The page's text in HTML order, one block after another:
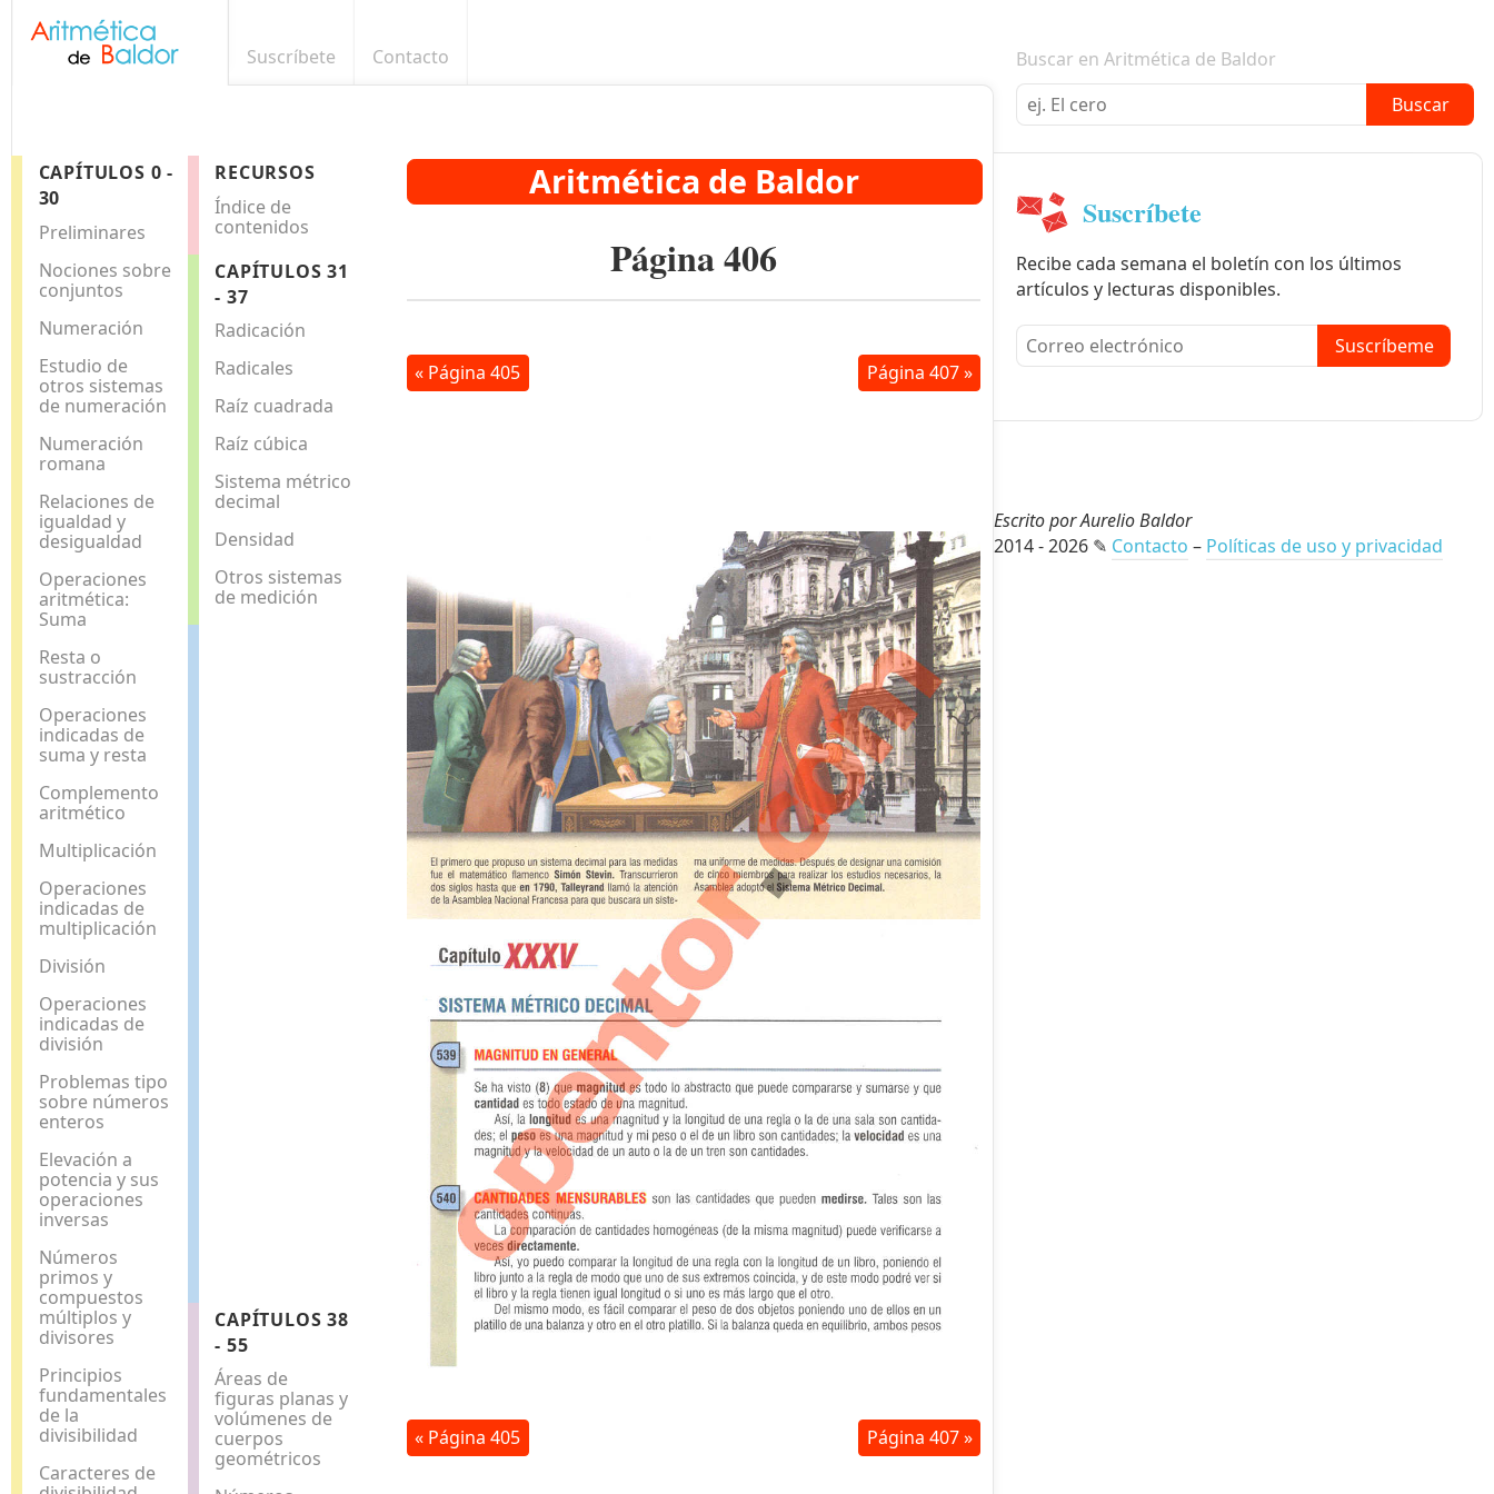
Suscríbete Contacto Boletín informativo
CAPÍTULOS 0 -
30
Preliminares
Nociones sobre
conjuntos
Numeración
Estudio de
otros sistemas
de numeración
Numeración
romana
Relaciones de
igualdad y
desigualdad
Operaciones
aritmética:
Suma
Resta o
sustracción
Operaciones
indicadas de
suma y resta
Complemento
aritmético
Multiplicación
Operaciones
indicadas de
multiplicación
División
Operaciones
indicadas de
división
Problemas tipo
sobre números
enteros
Elevación a
potencia y sus
operaciones
inversas
Números
primos y
compuestos
múltiplos y
divisores
Principios
fundamentales
de la
divisibilidad
Caracteres de
RECURSOS
Índice de
contenidos
CAPÍTULOS 31
- 37
Radicación
Radicales
Raíz cuadrada
Raíz cúbica
Sistema métrico
decimal
Densidad
Otros sistemas
de medición
CAPÍTULOS 38
- 55
Áreas de
figuras planas y
volúmenes de
cuerpos
geométricos
Aritmética de Baldor
Página 406
« Página 405 Página 407 »
« Página 405 Página 407 »
Buscar en Aritmética de Baldor
Buscar
Suscríbete
Recibe cada semana el boletín con los últimos
artículos y lecturas disponibles.
Suscríbeme
Escrito por Aurelio Baldor
2014 - 2026 ✎ Contacto – Políticas de uso y privacidad